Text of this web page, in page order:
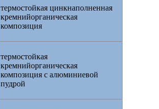
термостойкая цинкнаполненная
кремнийорганическая
композиция
термостойкая
кремнийорганическая
композиция с алюминиевой
пудрой